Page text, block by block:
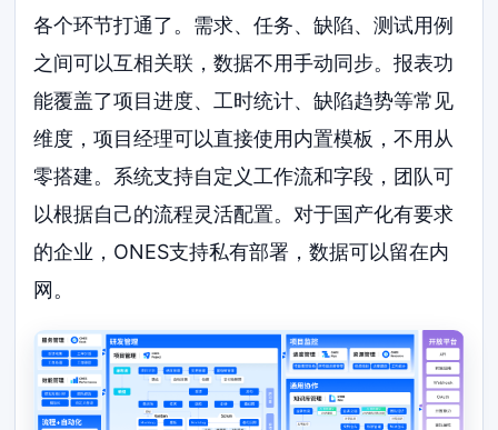
各个环节打通了。需求、任务、缺陷、测试用例
之间可以互相关联，数据不用手动同步。报表功
能覆盖了项目进度、工时统计、缺陷趋势等常见
维度，项目经理可以直接使用内置模板，不用从
零搭建。系统支持自定义工作流和字段，团队可
以根据自己的流程灵活配置。对于国产化有要求
的企业，ONES支持私有部署，数据可以留在内
网。